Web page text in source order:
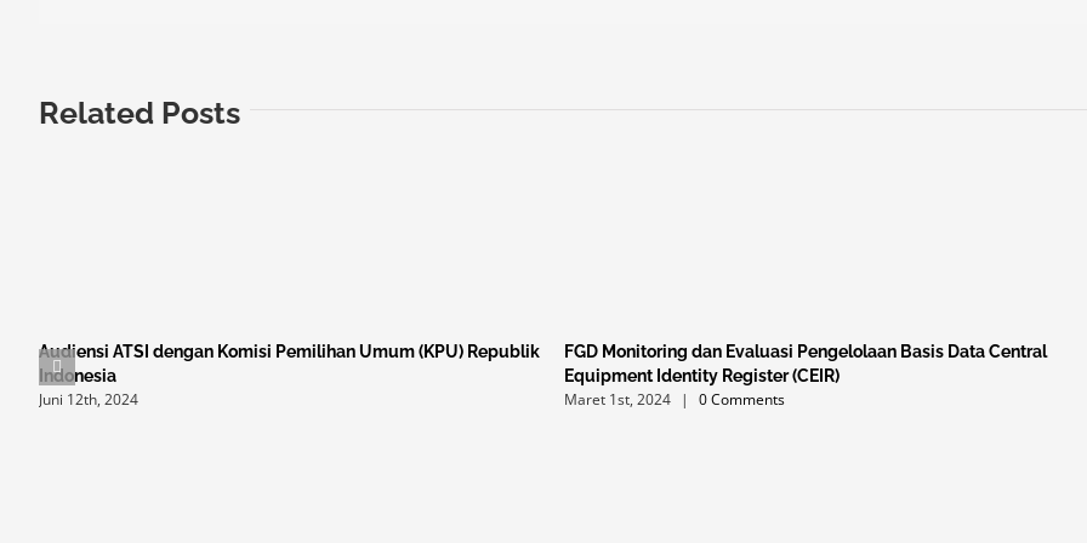
Related Posts
Audiensi ATSI dengan Komisi Pemilihan Umum (KPU) Republik
Indonesia
Juni 12th, 2024
FGD Monitoring dan Evaluasi Pengelolaan Basis Data Central
Equipment Identity Register (CEIR)
Maret 1st, 2024 | 0 Comments